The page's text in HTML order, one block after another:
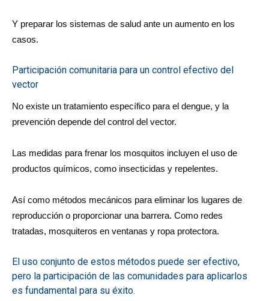
Y preparar los sistemas de salud ante un aumento en los
casos.
Participación comunitaria para un control efectivo del
vector
No existe un tratamiento específico para el dengue, y la
prevención depende del control del vector.
Las medidas para frenar los mosquitos incluyen el uso de
productos químicos, como insecticidas y repelentes.
Así como métodos mecánicos para eliminar los lugares de
reproducción o proporcionar una barrera. Como redes
tratadas, mosquiteros en ventanas y ropa protectora.
El uso conjunto de estos métodos puede ser efectivo,
pero la participación de las comunidades para aplicarlos
es fundamental para su éxito.